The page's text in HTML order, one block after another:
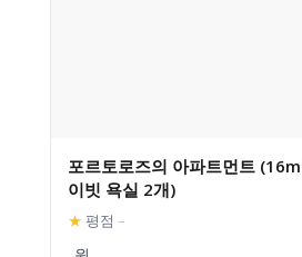
포르토로즈의 아파트먼트
이빗 욕실 2개)
★ 평점 –